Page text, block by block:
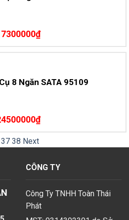
8 Ngăn SATA 95109
37 38 Next
CÔNG TY
Công Ty TNHH Toàn Thái
Phát